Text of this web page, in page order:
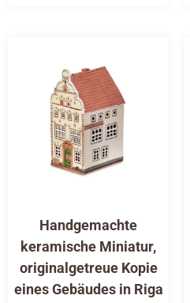
Handgemachte
keramische Miniatur,
originalgetreue Kopie
eines Gebäudes in Riga